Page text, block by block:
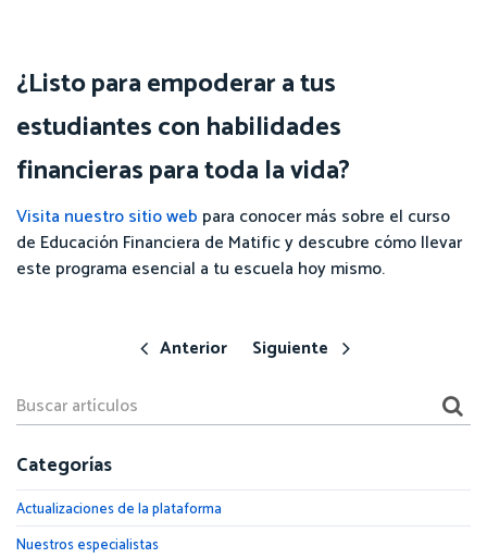
¿Listo para empoderar a tus
estudiantes con habilidades
financieras para toda la vida?
Visita nuestro sitio web para conocer más sobre el curso
de Educación Financiera de Matific y descubre cómo llevar
este programa esencial a tu escuela hoy mismo.
Anterior Siguiente
Categorías
Actualizaciones de la plataforma
Nuestros especialistas